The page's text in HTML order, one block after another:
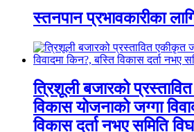
स्तनपान प्रभावकारीका
त्रिशूली बजारको
विकास योजनाको जग्गा
विकास दर्ता नभए समिति